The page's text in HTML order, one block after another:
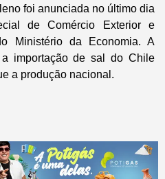
foi anunciada no último dia
de Comércio Exterior e
Ministério da Economia. A
importação de sal do Chile
a produção nacional.